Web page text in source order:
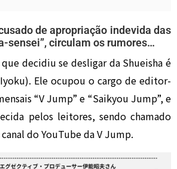
de apropriação indevida das
sensei”, circulam os rumores…
decidiu se desligar da Shueisha é
Ele ocupou o cargo de editor-
“V Jump” e “Saikyou Jump”, e
pelos leitores, sendo chamado
do YouTube da V Jump.